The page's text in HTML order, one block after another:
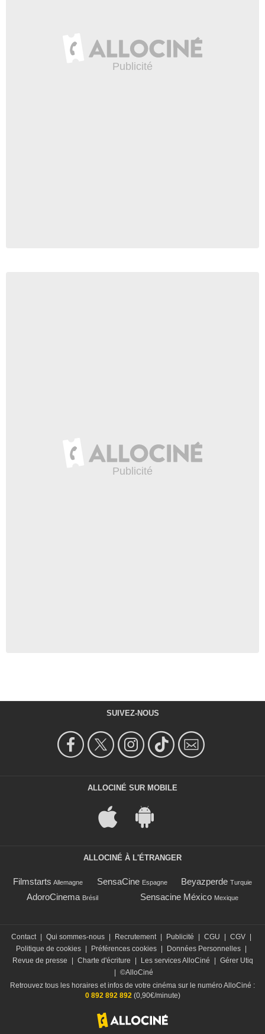
SUIVEZ-NOUS
ALLOCINÉ SUR MOBILE
ALLOCINÉ À L'ÉTRANGER
Filmstarts Allemagne SensaCine Espagne Beyazperde Turquie
AdoroCinema Brésil Sensacine México Mexique
Contact Qui sommes-nous Recrutement Publicité CGU CGV
Politique de cookies
Préférences cookies Données Personnelles
Revue de presse
Charte d'écriture Les services AlloCiné
Gérer Utiq
©AlloCiné
Retrouvez tous les horaires et infos de votre cinéma sur le numéro AlloCiné :
0 892 892 892(0,90€/minute)